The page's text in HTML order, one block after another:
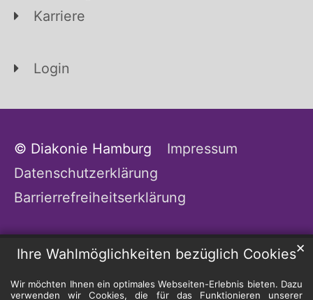
Ihre Wahlmöglichkeiten bezüglich Cookies
Wir möchten Ihnen ein optimales Webseiten-Erlebnis bieten. Dazu
verwenden wir Cookies, die für das Funktionieren unserer
✕
Karriere
Login
© Diakonie Hamburg
Impressum
Datenschutzerklärung
Barrierrefreiheitserklärung